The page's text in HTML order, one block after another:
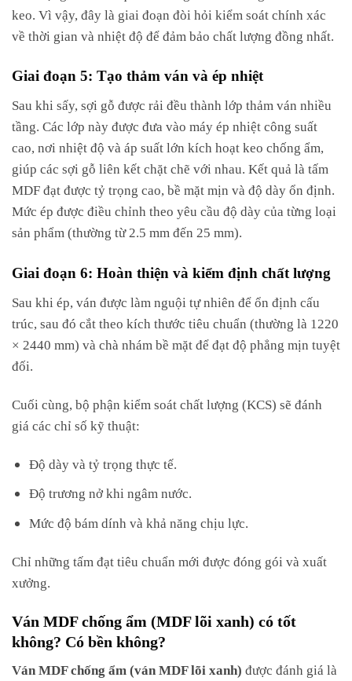
keo. Vì vậy, đây là giai đoạn đòi hỏi kiểm soát chính xác
về thời gian và nhiệt độ để đảm bảo chất lượng đồng nhất.
Giai đoạn 5: Tạo thảm ván và ép nhiệt
Sau khi sấy, sợi gỗ được rải đều thành lớp thảm ván nhiều
tầng. Các lớp này được đưa vào máy ép nhiệt công suất
cao, nơi nhiệt độ và áp suất lớn kích hoạt keo chống ẩm,
giúp các sợi gỗ liên kết chặt chẽ với nhau. Kết quả là tấm
MDF đạt được tỷ trọng cao, bề mặt mịn và độ dày ổn định.
Mức ép được điều chỉnh theo yêu cầu độ dày của từng loại
sản phẩm (thường từ 2.5 mm đến 25 mm).
Giai đoạn 6: Hoàn thiện và kiểm định chất lượng
Sau khi ép, ván được làm nguội tự nhiên để ổn định cấu
trúc, sau đó cắt theo kích thước tiêu chuẩn (thường là 1220
× 2440 mm) và chà nhám bề mặt để đạt độ phẳng mịn tuyệt
đối.
Cuối cùng, bộ phận kiểm soát chất lượng (KCS) sẽ đánh
giá các chỉ số kỹ thuật:
Độ dày và tỷ trọng thực tế.
Độ trương nở khi ngâm nước.
Mức độ bám dính và khả năng chịu lực.
Chỉ những tấm đạt tiêu chuẩn mới được đóng gói và xuất
xưởng.
Ván MDF chống ẩm (MDF lõi xanh) có tốt
không? Có bền không?
Ván MDF chống ẩm (ván MDF lõi xanh) được đánh giá là